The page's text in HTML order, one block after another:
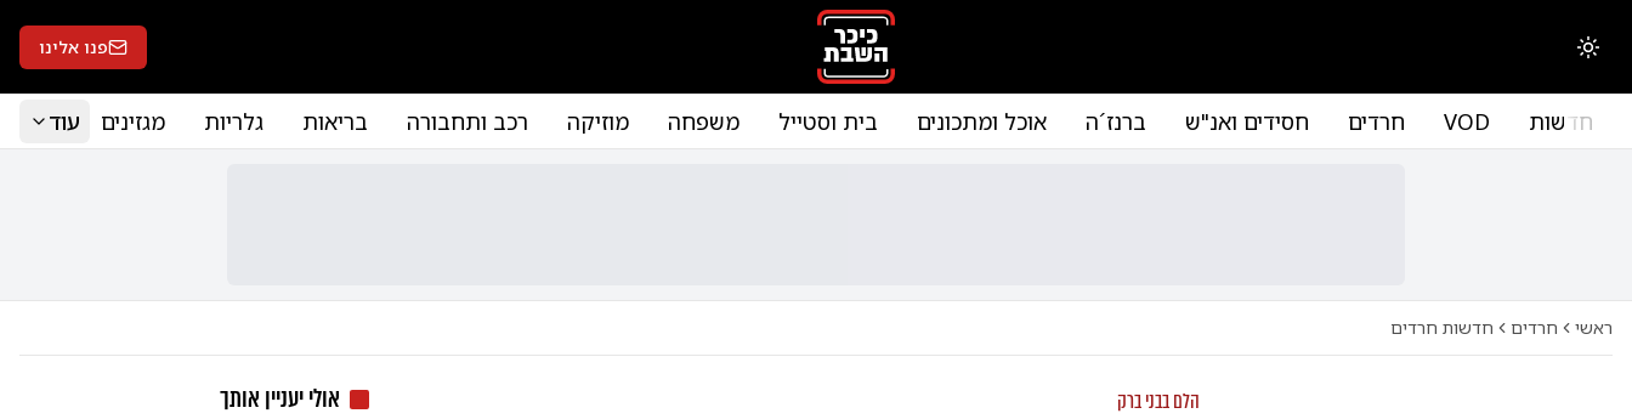
החלפת מצב תצוגה פנו אלינו
חדשות VOD חרדים חסידים ואנ"ש ברנז´ה אוכל ומתכונים בית וסטייל משפחה מוזיקה רכב ותחבורה בריאות גלריות מגזינים עוד
ראשי חרדים חדשות חרדים
הלם בבני ברק אולי יעניין אותך